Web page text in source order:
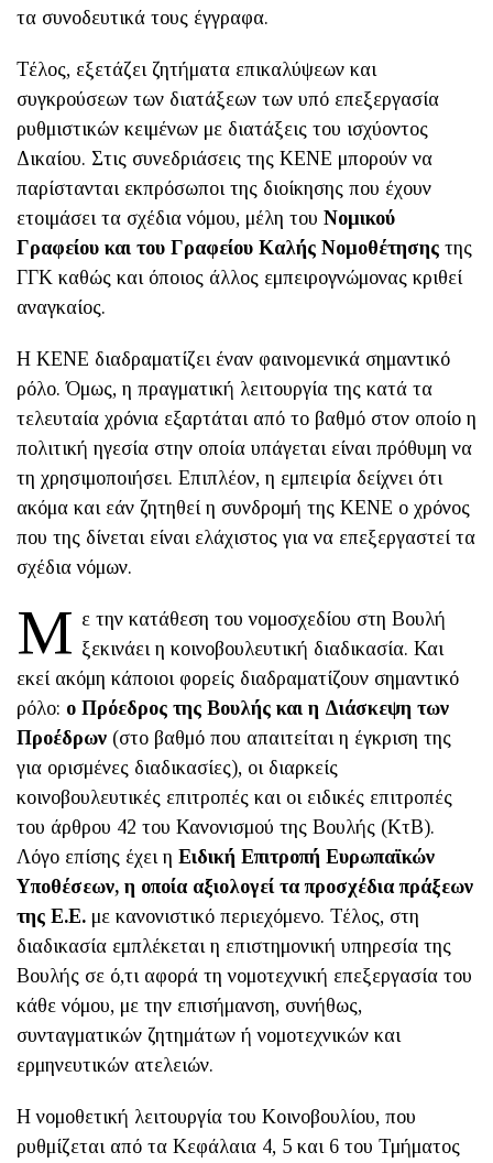
τα συνοδευτικά τους έγγραφα.
Τέλος, εξετάζει ζητήματα επικαλύψεων και
συγκρούσεων των διατάξεων των υπό επεξεργασία
ρυθμιστικών κειμένων με διατάξεις του ισχύοντος
Δικαίου. Στις συνεδριάσεις της ΚΕΝΕ μπορούν να
παρίστανται εκπρόσωποι της διοίκησης που έχουν
ετοιμάσει τα σχέδια νόμου, μέλη του Νομικού
Γραφείου και του Γραφείου Καλής Νομοθέτησης της
ΓΓΚ καθώς και όποιος άλλος εμπειρογνώμονας κριθεί
αναγκαίος.
Η ΚΕΝΕ διαδραματίζει έναν φαινομενικά σημαντικό
ρόλο. Όμως, η πραγματική λειτουργία της κατά τα
τελευταία χρόνια εξαρτάται από το βαθμό στον οποίο η
πολιτική ηγεσία στην οποία υπάγεται είναι πρόθυμη να
τη χρησιμοποιήσει. Επιπλέον, η εμπειρία δείχνει ότι
ακόμα και εάν ζητηθεί η συνδρομή της ΚΕΝΕ ο χρόνος
που της δίνεται είναι ελάχιστος για να επεξεργαστεί τα
σχέδια νόμων.
Μ ε την κατάθεση του νομοσχεδίου στη Βουλή
ξεκινάει η κοινοβουλευτική διαδικασία. Και
εκεί ακόμη κάποιοι φορείς διαδραματίζουν σημαντικό
ρόλο: ο Πρόεδρος της Βουλής και η Διάσκεψη των
Προέδρων (στο βαθμό που απαιτείται η έγκριση της
για ορισμένες διαδικασίες), οι διαρκείς
κοινοβουλευτικές επιτροπές και οι ειδικές επιτροπές
του άρθρου 42 του Κανονισμού της Βουλής (ΚτΒ).
Λόγο επίσης έχει η Ειδική Επιτροπή Ευρωπαϊκών
Υποθέσεων, η οποία αξιολογεί τα προσχέδια πράξεων
της Ε.Ε. με κανονιστικό περιεχόμενο. Τέλος, στη
διαδικασία εμπλέκεται η επιστημονική υπηρεσία της
Βουλής σε ό,τι αφορά τη νομοτεχνική επεξεργασία του
κάθε νόμου, με την επισήμανση, συνήθως,
συνταγματικών ζητημάτων ή νομοτεχνικών και
ερμηνευτικών ατελειών.
Η νομοθετική λειτουργία του Κοινοβουλίου, που
ρυθμίζεται από τα Κεφάλαια 4, 5 και 6 του Τμήματος